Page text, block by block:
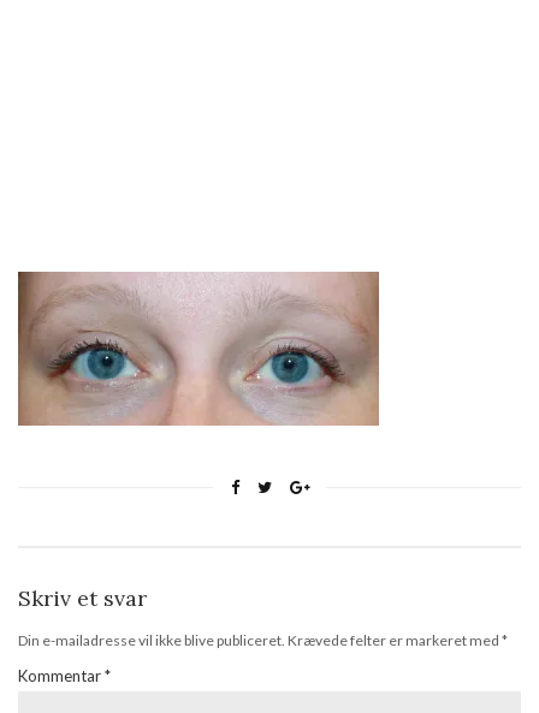
Skriv et svar
Din e-mailadresse vil ikke blive publiceret. Krævede felter er markeret med *
Kommentar*